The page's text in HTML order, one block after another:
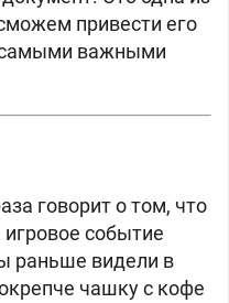
привести его
самыми важными
говорит о том, что
событие
раньше видели в
чашку с кофе